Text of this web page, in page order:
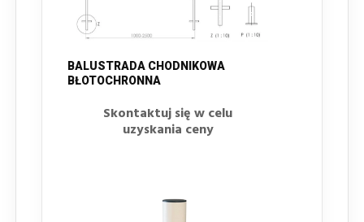
BALUSTRADA CHODNIKOWA
BŁOTOCHRONNA
Skontaktuj się w celu
uzyskania ceny